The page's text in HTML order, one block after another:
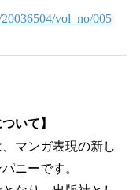
vol_no/005
いて】
マンガ表現の新し
ニーです。